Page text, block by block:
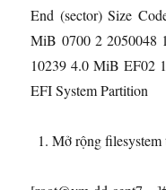
End (sector) Size
MiB 0700 2 2050048
10239 4.0 MiB EF02
EFI System Partition
Mở rộng